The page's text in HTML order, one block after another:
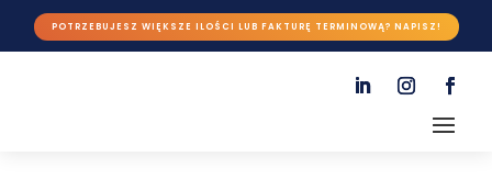
POTRZEBUJESZ WIĘKSZE ILOŚCI LUB FAKTURĘ TERMINOWĄ? NAPISZ!